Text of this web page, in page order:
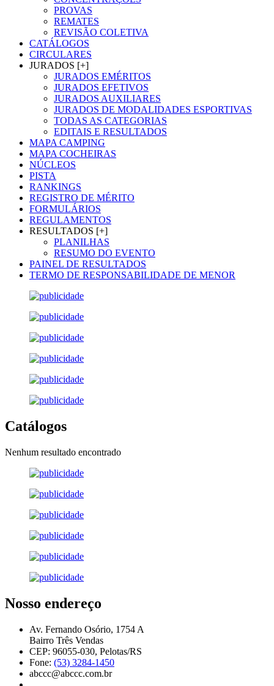
PROVAS
REMATES
REVISÃO COLETIVA
CATÁLOGOS
CIRCULARES
JURADOS [+]
JURADOS EMÉRITOS
JURADOS EFETIVOS
JURADOS AUXILIARES
JURADOS DE MODALIDADES ESPORTIVAS
TODAS AS CATEGORIAS
EDITAIS E RESULTADOS
MAPA CAMPING
MAPA COCHEIRAS
NÚCLEOS
PISTA
RANKINGS
REGISTRO DE MÉRITO
FORMULÁRIOS
REGULAMENTOS
RESULTADOS [+]
PLANILHAS
RESUMO DO EVENTO
PAINEL DE RESULTADOS
TERMO DE RESPONSABILIDADE DE MENOR
Catálogos
Nenhum resultado encontrado
Nosso endereço
Av. Fernando Osório, 1754 A
Bairro Três Vendas
CEP: 96055-030, Pelotas/RS
Fone: (53) 3284-1450
abccc@abccc.com.br